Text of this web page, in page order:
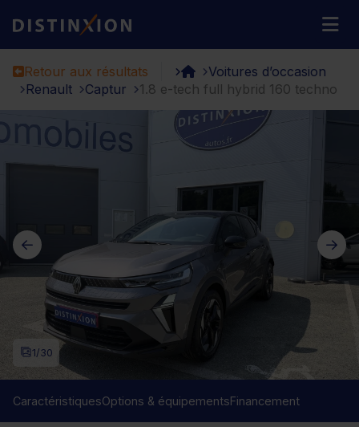
Distinxion
Retour aux résultats
Voitures d’occasion
Renault
Captur 1.8 e-tech full hybrid 160 techno
1/30
CaractéristiquesOptions & équipementsFinancement